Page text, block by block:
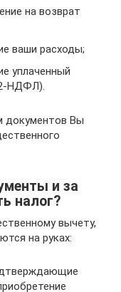
на возврат
ваши расходы;
уплаченный
2-НДФЛ).
документов Вы
и за
налог?
вычету,
на руках: